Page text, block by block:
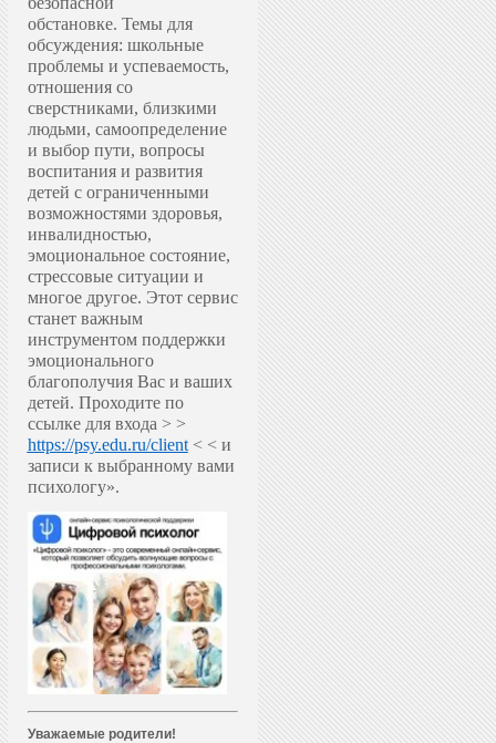
обстановке. Темы для
обсуждения: школьные
проблемы и успеваемость,
отношения со
сверстниками, близкими
людьми, самоопределение
и выбор пути, вопросы
воспитания и развития
детей с ограниченными
возможностями здоровья,
инвалидностью,
эмоциональное состояние,
стрессовые ситуации и
многое другое. Этот сервис
станет важным
инструментом поддержки
эмоционального
благополучия Вас и ваших
детей. Проходите по
ссылке для входа > >
https://psy.edu.ru/client< < и
записи к выбранному вами
психологу».
Уважаемые родители!